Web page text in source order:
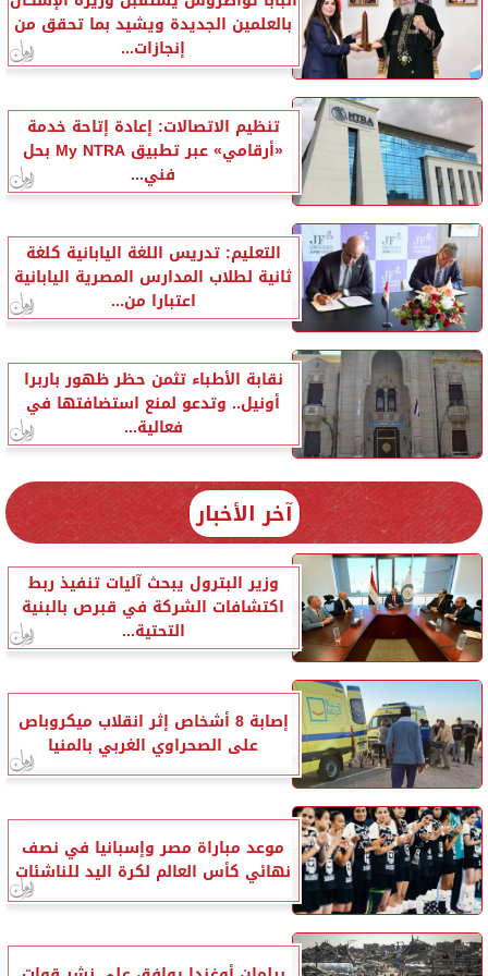
بالعلمين الجديدة ويشيد بما تحقق من
إنجازات...
تنظيم الاتصالات: إعادة إتاحة خدمة
«أرقامي» عبر تطبيق My NTRA بحل
فني...
التعليم: تدريس اللغة اليابانية كلغة
ثانية لطلاب المدارس المصرية اليابانية
اعتبارا من...
نقابة الأطباء تثمن حظر ظهور باربرا
أونيل.. وتدعو لمنع استضافتها في
فعالية...
آخر الأخبار
وزير البترول يبحث آليات تنفيذ ربط
اكتشافات الشركة في قبرص بالبنية
التحتية...
إصابة 8 أشخاص إثر انقلاب ميكروباص
على الصحراوي الغربي بالمنيا
موعد مباراة مصر وإسبانيا في نصف
نهائي كأس العالم لكرة اليد للناشئات